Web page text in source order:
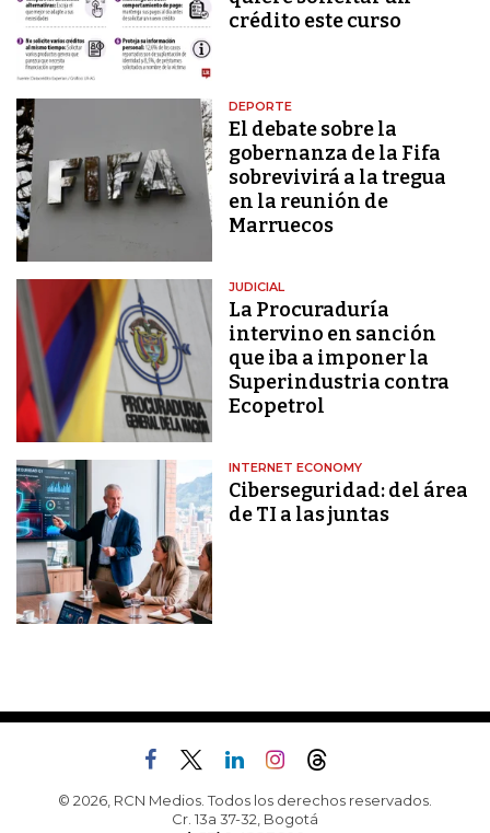
crédito este curso
DEPORTE
El debate sobre la
gobernanza de la Fifa
sobrevivirá a la tregua
en la reunión de
Marruecos
JUDICIAL
La Procuraduría
intervino en sanción
que iba a imponer la
Superindustria contra
Ecopetrol
INTERNET ECONOMY
Ciberseguridad: del área
de TI a las juntas
© 2026, RCN Medios. Todos los derechos reservados.
Cr. 13a 37-32, Bogotá